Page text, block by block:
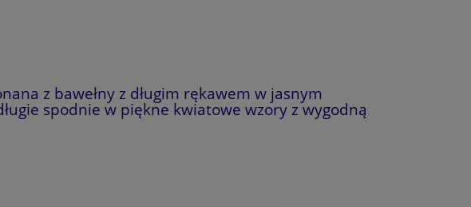
z bawełny z długim rękawem w jasnym
spodnie w piękne kwiatowe wzory z wygodną